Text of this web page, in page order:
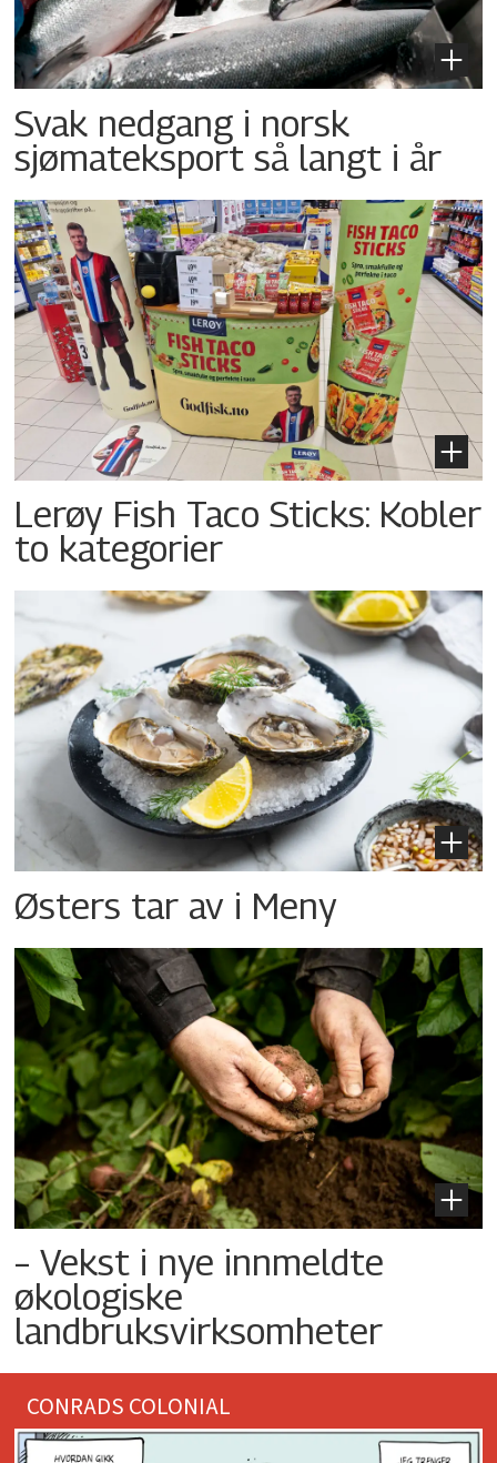
Svak nedgang i norsk
sjømateksport så langt i år
Lerøy Fish Taco Sticks: Kobler
to kategorier
Østers tar av i Meny
– Vekst i nye innmeldte
økologiske
landbruksvirksomheter
CONRADS COLONIAL